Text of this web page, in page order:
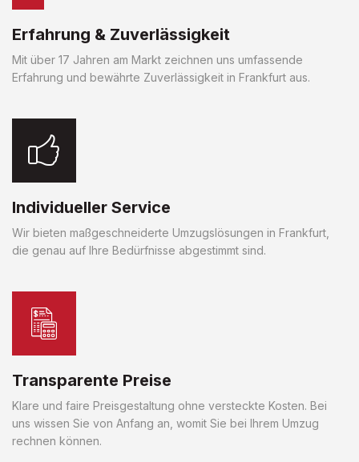
Erfahrung & Zuverlässigkeit
Mit über 17 Jahren am Markt zeichnen uns umfassende
Erfahrung und bewährte Zuverlässigkeit in Frankfurt aus.
Individueller Service
Wir bieten maßgeschneiderte Umzugslösungen in Frankfurt,
die genau auf Ihre Bedürfnisse abgestimmt sind.
Transparente Preise
Klare und faire Preisgestaltung ohne versteckte Kosten. Bei
uns wissen Sie von Anfang an, womit Sie bei Ihrem Umzug
rechnen können.